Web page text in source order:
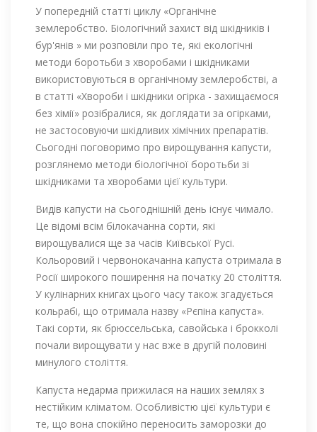
У попередній статті циклу «Органічне
землеробство. Біологічний захист від шкідників і
бур'янів » ми розповіли про те, які екологічні
методи боротьби з хворобами і шкідниками
використовуються в органічному землеробстві, а
в статті «Хвороби і шкідники огірка - захищаємося
без хімії» розібралися, як доглядати за огірками,
не застосовуючи шкідливих хімічних препаратів.
Сьогодні поговоримо про вирощування капусти,
розглянемо методи біологічної боротьби зі
шкідниками та хворобами цієї культури.
Видів капусти на сьогоднішній день існує чимало.
Це відомі всім білокачанна сорти, які
вирощувалися ще за часів Київської Русі.
Кольоровий і червонокачанна капуста отримала в
Росії широкого поширення на початку 20 століття.
У кулінарних книгах цього часу також згадується
кольрабі, що отримала назву «Рєпіна капуста».
Такі сорти, як брюссельська, савойська і брокколі
почали вирощувати у нас вже в другій половині
минулого століття.
Капуста недарма прижилася на наших землях з
нестійким кліматом. Особливістю цієї культури є
те, що вона спокійно переносить заморозки до